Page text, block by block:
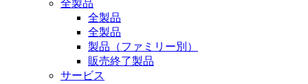
全製品
全製品
全製品
製品（ファミリー別）
販売終了製品
サービス